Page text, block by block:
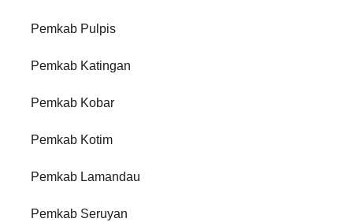
Pemkab Pulpis
Pemkab Katingan
Pemkab Kobar
Pemkab Kotim
Pemkab Lamandau
Pemkab Seruyan